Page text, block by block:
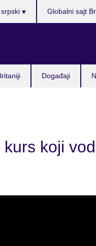
Događaji
srpski Globalni sajt
koji